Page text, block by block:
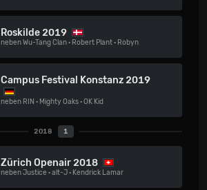
Roskilde 2019
nebenWu-Tang Clan· Robert Plant· Robyn
Campus Festival Konstanz 2019
neben RIN · Mighty Oaks·OK Kid
2018 1
Zürich Openair 2018
nebenJustice ·alt-J· Kendrick Lamar